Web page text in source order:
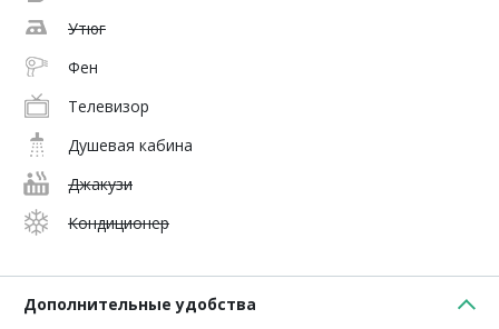
Утюг
Фен
Телевизор
Душевая кабина
Джакузи
Кондиционер
Дополнительные удобства